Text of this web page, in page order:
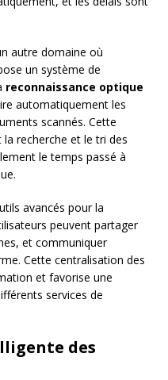
autre domaine où
un système de
reconnaissance optique
automatiquement les
scannés. Cette
recherche et le tri des
le temps passé à
avancés pour la
peuvent partager
et communiquer
Cette centralisation des
et favorise une
services de
des